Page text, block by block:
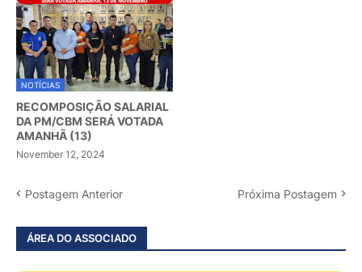
NOTÍCIAS
RECOMPOSIÇÃO SALARIAL
DA PM/CBM SERÁ VOTADA
AMANHÃ (13)
November 12, 2024
Postagem Anterior Próxima Postagem
ÁREA DO ASSOCIADO